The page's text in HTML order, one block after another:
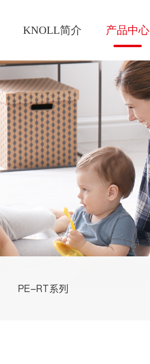
KNOLL简介 产品中心
PE-RT系列